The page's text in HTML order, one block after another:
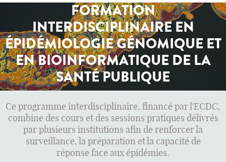
FORMATION
INTERDISCIPLINAIRE EN
ÉPIDÉMIOLOGIE GÉNOMIQUE ET
EN BIOINFORMATIQUE DE LA
SANTÉ PUBLIQUE
Ce programme interdisciplinaire, financé par l'ECDC,
combine des cours et des sessions pratiques délivrés
par plusieurs institutions afin de renforcer la
surveillance, la préparation et la capacité de
réponse face aux épidémies.